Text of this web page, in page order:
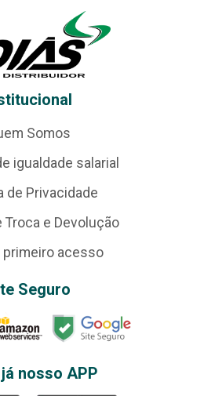
Somos
igualdade salarial
de Privacidade
Troca e Devolução
primeiro acesso
Seguro
nosso APP